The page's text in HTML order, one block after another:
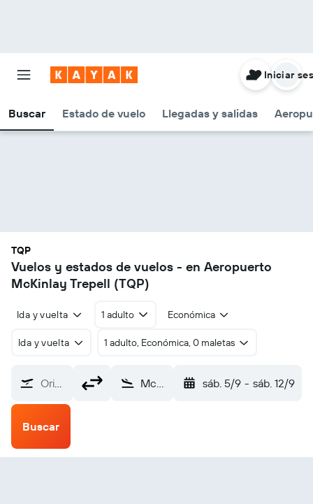
Buscar Estado de vuelo Llegadas y salidas
Iniciar
TQP
Vuelos y estados de vuelos - en Aeropuerto
McKinlay Trepell (TQP)
Ida y vuelta 1 adulto Económica
Ida y vuelta 1 adulto, Económica, 0 maletas
Origen McKinlay Trepell (TQP) sáb. 5/9 - sáb. 12/9
Buscar